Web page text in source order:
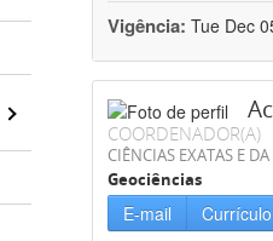
Vigência: Tue Dec
COORDENADOR(A)
CIÊNCIAS EXATAS E DA
Geociências
E-mail Currículo